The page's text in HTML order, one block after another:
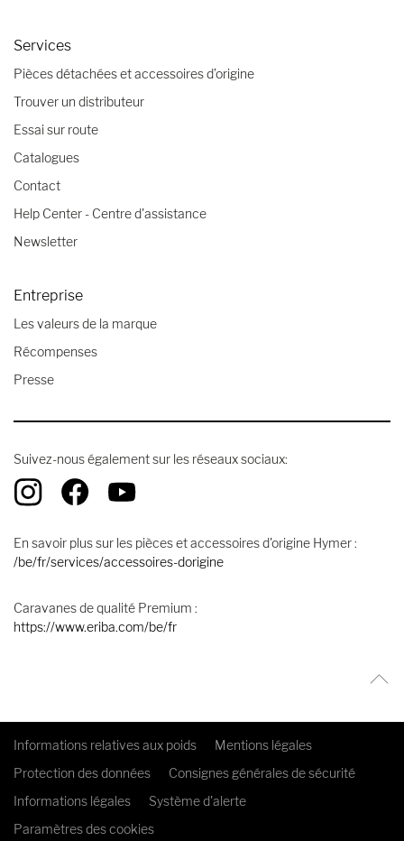
Services
Pièces détachées et accessoires d’origine
Trouver un distributeur
Essai sur route
Catalogues
Contact
Help Center - Centre d'assistance
Newsletter
Entreprise
Les valeurs de la marque
Récompenses
Presse
Suivez-nous également sur les réseaux sociaux:
En savoir plus sur les pièces et accessoires d'origine Hymer :
/be/fr/services/accessoires-dorigine
Caravanes de qualité Premium :
https://www.eriba.com/be/fr
Informations relatives aux poids
Mentions légales
Protection des données
Consignes générales de sécurité
Informations légales
Système d'alerte
Paramètres des cookies